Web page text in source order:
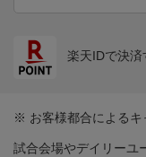
楽天IDで決済
※ お客様都合によるキ
試合会場やデイリーユ